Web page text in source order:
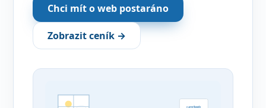
Chci mít o web postaráno
Zobrazit ceník →